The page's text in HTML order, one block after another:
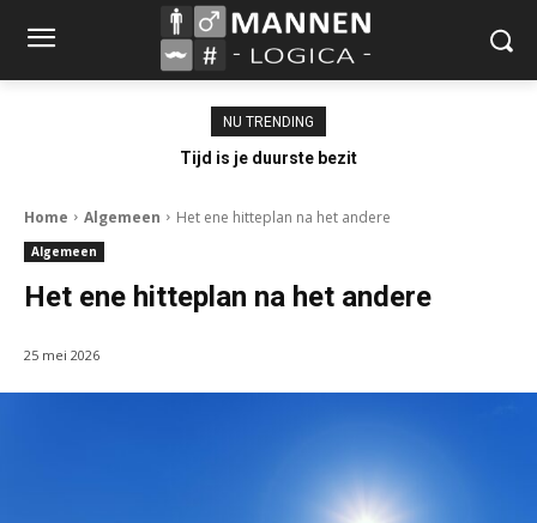
NU TRENDING
Tijd is je duurste bezit
Home Algemeen Het ene hitteplan na het andere
Algemeen
Het ene hitteplan na het andere
25 mei 2026